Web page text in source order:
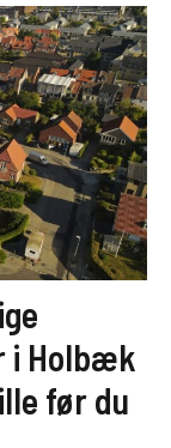
i Holbæk
før du